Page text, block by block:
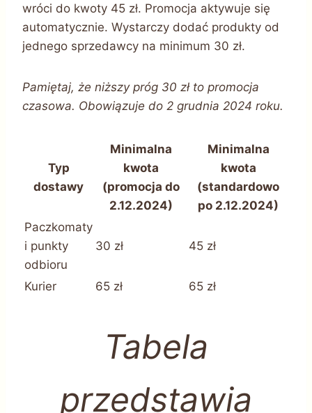
wróci do kwoty 45 zł. Promocja aktywuje się
automatycznie. Wystarczy dodać produkty od
jednego sprzedawcy na minimum 30 zł.
Pamiętaj, że niższy próg 30 zł to promocja
czasowa. Obowiązuje do 2 grudnia 2024 roku.
Typ
dostawy
Minimalna
kwota
(promocja do
2.12.2024)
Minimalna
kwota
(standardowo
po 2.12.2024)
Paczkomaty
i punkty
odbioru
30 zł 45 zł
Kurier 65 zł 65 zł
Tabela
przedstawia